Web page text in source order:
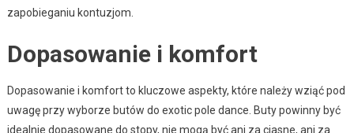
zapobieganiu kontuzjom.
Dopasowanie i komfort
Dopasowanie i komfort to kluczowe aspekty, które należy wziąć pod
uwagę przy wyborze butów do exotic pole dance. Buty powinny być
idealnie dopasowane do stopy, nie mogą być ani za ciasne, ani za